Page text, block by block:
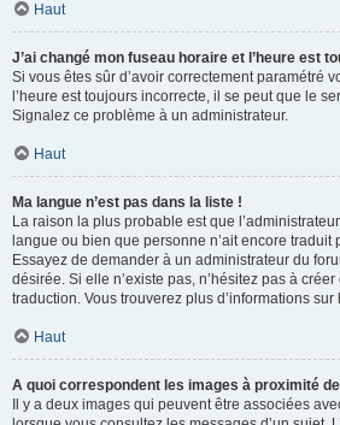
Haut
J’ai changé mon fuseau horaire et l’heure est
Si vous êtes sûr d’avoir correctement paramétré
l’heure est toujours incorrecte, il se peut que le
Signalez ce problème à un administrateur.
Haut
Ma langue n’est pas dans la liste !
La raison la plus probable est que
langue ou bien que personne n’ait encore traduit
Essayez de demander à un administrateur du
désirée. Si elle n’existe pas, n’hésitez pas à
traduction. Vous trouverez plus d’informations sur
Haut
A quoi correspondent les images à proximité
Il y a deux images qui peuvent être associées